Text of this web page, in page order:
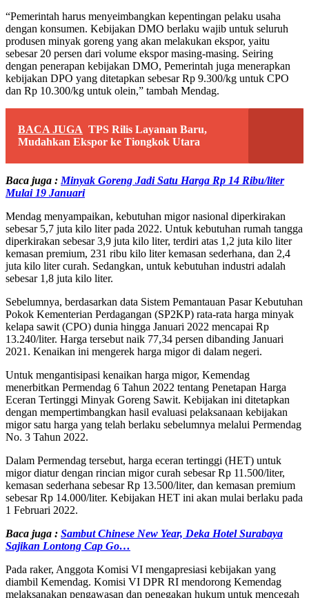
“Pemerintah harus menyeimbangkan kepentingan pelaku usaha
dengan konsumen. Kebijakan DMO berlaku wajib untuk seluruh
produsen minyak goreng yang akan melakukan ekspor, yaitu
sebesar 20 persen dari volume ekspor masing-masing. Seiring
dengan penerapan kebijakan DMO, Pemerintah juga menerapkan
kebijakan DPO yang ditetapkan sebesar Rp 9.300/kg untuk CPO
dan Rp 10.300/kg untuk olein,” tambah Mendag.
BACA JUGA TPS Rilis Layanan Baru,
Mudahkan Ekspor ke Tiongkok Utara
Baca juga : Minyak Goreng Jadi Satu Harga Rp 14 Ribu/liter
Mulai 19 Januari
Mendag menyampaikan, kebutuhan migor nasional diperkirakan
sebesar 5,7 juta kilo liter pada 2022. Untuk kebutuhan rumah tangga
diperkirakan sebesar 3,9 juta kilo liter, terdiri atas 1,2 juta kilo liter
kemasan premium, 231 ribu kilo liter kemasan sederhana, dan 2,4
juta kilo liter curah. Sedangkan, untuk kebutuhan industri adalah
sebesar 1,8 juta kilo liter.
Sebelumnya, berdasarkan data Sistem Pemantauan Pasar Kebutuhan
Pokok Kementerian Perdagangan (SP2KP) rata-rata harga minyak
kelapa sawit (CPO) dunia hingga Januari 2022 mencapai Rp
13.240/liter. Harga tersebut naik 77,34 persen dibanding Januari
2021. Kenaikan ini mengerek harga migor di dalam negeri.
Untuk mengantisipasi kenaikan harga migor, Kemendag
menerbitkan Permendag 6 Tahun 2022 tentang Penetapan Harga
Eceran Tertinggi Minyak Goreng Sawit. Kebijakan ini ditetapkan
dengan mempertimbangkan hasil evaluasi pelaksanaan kebijakan
migor satu harga yang telah berlaku sebelumnya melalui Permendag
No. 3 Tahun 2022.
Dalam Permendag tersebut, harga eceran tertinggi (HET) untuk
migor diatur dengan rincian migor curah sebesar Rp 11.500/liter,
kemasan sederhana sebesar Rp 13.500/liter, dan kemasan premium
sebesar Rp 14.000/liter. Kebijakan HET ini akan mulai berlaku pada
1 Februari 2022.
Baca juga : Sambut Chinese New Year, Deka Hotel Surabaya
Sajikan Lontong Cap Go…
Pada raker, Anggota Komisi VI mengapresiasi kebijakan yang
diambil Kemendag. Komisi VI DPR RI mendorong Kemendag
melaksanakan pengawasan dan penegakan hukum untuk mencegah